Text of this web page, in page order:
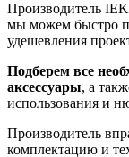
Производитель
мы можем быстро
удешевления
Подберем все
аксессуары, а
использования и
Производитель
комплектацию и